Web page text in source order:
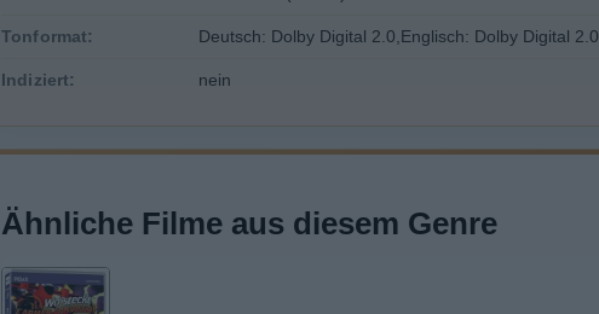
Tonformat: Deutsch: Dolby Digital 2.0,Englisch: Dolby Digital 2.0
Indiziert: nein
Ähnliche Filme aus diesem Genre